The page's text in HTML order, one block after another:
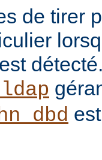
de tirer